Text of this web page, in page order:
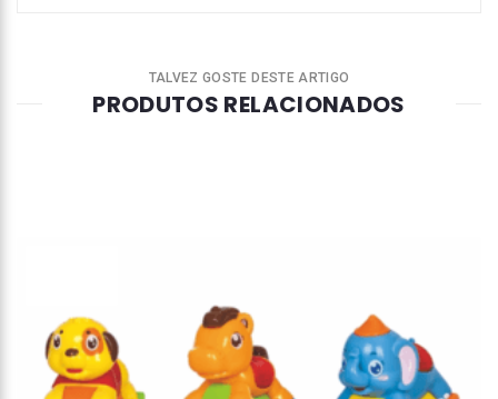
TALVEZ GOSTE DESTE ARTIGO
PRODUTOS RELACIONADOS